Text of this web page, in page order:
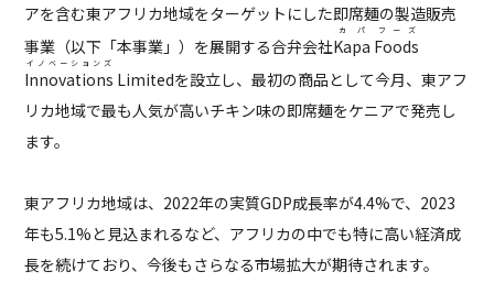
アを含む東アフリカ地域をターゲットにした即席麺の製造販売
事業（以下「本事業」）を展開する合弁会社Kapa
カパ
Foods
フーズ
Innovations
イノベーションズ
Limitedを設立し、最初の商品として今月、東アフ
リカ地域で最も人気が高いチキン味の即席麺をケニアで発売し
ます。
東アフリカ地域は、2022年の実質GDP成長率が4.4%で、2023
年も5.1%と見込まれるなど、アフリカの中でも特に高い経済成
長を続けており、今後もさらなる市場拡大が期待されます。